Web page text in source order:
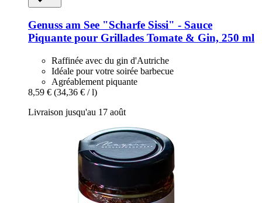
Genuss am See "Scharfe Sissi" -​ Sauce
Piquante pour Grillades Tomate & Gin, 250 ml
Raffinée avec du gin d'Autriche
Idéale pour votre soirée barbecue
Agréablement piquante
8,59 € (34,36 € / l)
Livraison jusqu'au 17 août